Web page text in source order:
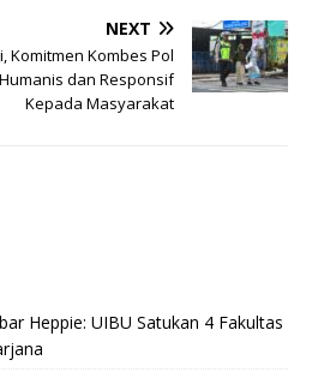
NEXT
Komitmen Kombes Pol
dan Responsif
Kepada Masyarakat
Heppie: UIBU Satukan 4 Fakultas